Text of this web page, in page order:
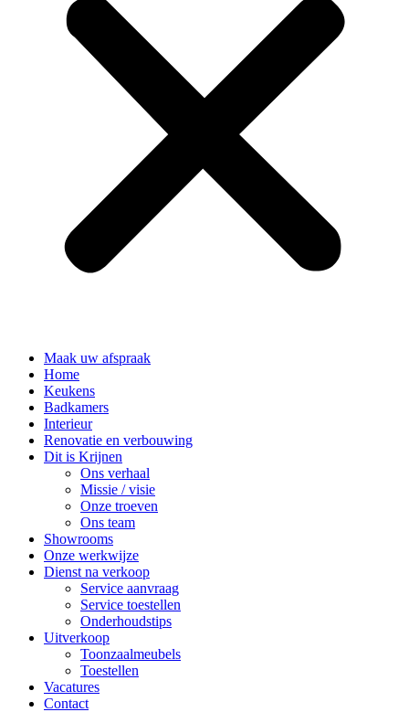
Maak uw afspraak
Home
Keukens
Badkamers
Interieur
Renovatie en verbouwing
Dit is Krijnen
Ons verhaal
Missie / visie
Onze troeven
Ons team
Showrooms
Onze werkwijze
Dienst na verkoop
Service aanvraag
Service toestellen
Onderhoudstips
Uitverkoop
Toonzaalmeubels
Toestellen
Vacatures
Contact